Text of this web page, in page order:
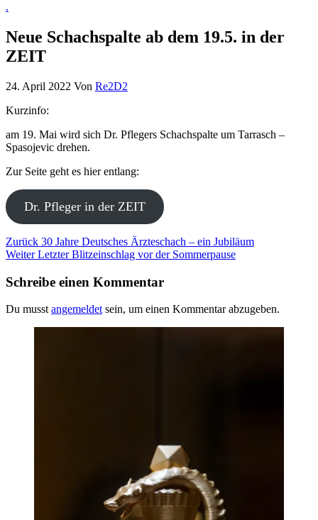
.
Neue Schachspalte ab dem 19.5. in der
ZEIT
24. April 2022 Von Re2D2
Kurzinfo:
am 19. Mai wird sich Dr. Pflegers Schachspalte um Tarrasch –
Spasojevic drehen.
Zur Seite geht es hier entlang:
Dr. Pfleger in der ZEIT
Beitragsnavigation
Vorheriger
Beitrag
Zurück 30 Jahre Deutsches Ärzteschach – ein Jubiläum
Nächster
Weiter Letzter Blitzeinschlag vor der Sommerpause
Schreibe einen Kommentar
Du musst angemeldet sein, um einen Kommentar abzugeben.